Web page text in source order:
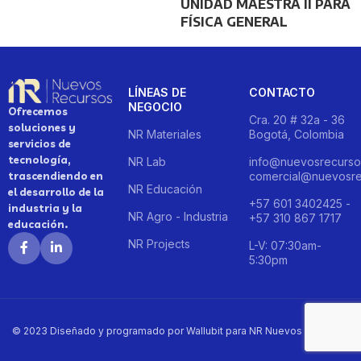
UNIDAD MAESTRA II PARA
FÍSICA GENERAL
Ofrecemos
soluciones y
servicios de
tecnología,
trascendiendo en
el desarrollo de la
industria y la
educación.
LÍNEAS DE
NEGOCIO
NR Materiales
NR Lab
NR Educación
NR Agro - Industria
NR Projects
CONTACTO
Cra. 20 # 32a - 36
Bogotá, Colombia
+57 601 3402425 -
+57 310 867 1717
L-V: 07:30am-
5:30pm
© 2023 Diseñado y programado por Wallubit para NR Nuevos Recursos